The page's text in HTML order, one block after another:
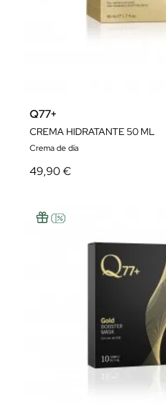
Q77+
CREMA HIDRATANTE 50 ML
Crema de día
49,90 €